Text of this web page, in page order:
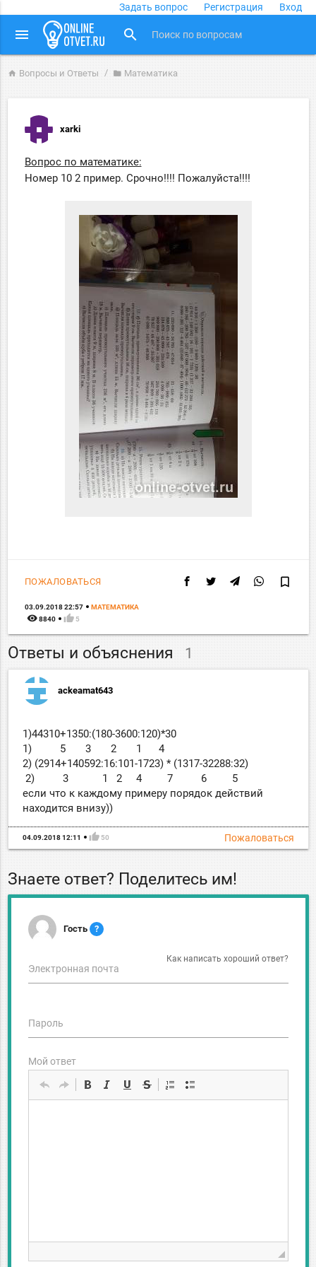
Задать вопрос Регистрация Вход
menu search
home Вопросы и Ответы folder Математика
xarki
Вопрос по математике:
Номер 10 2 пример. Срочно!!!! Пожалуйста!!!!
ПОЖАЛОВАТЬСЯ bookmark_border
03.09.2018 22:57 МАТЕМАТИКА
remove_red_eye 8840 thumb_up 5
Ответы и объяснения 1
ackeamat643
1)44310+1350:(180-3600:120)*30
1) 5 3 2 1 4
2) (2914+140592:16:101-1723) * (1317-32288:32)
2) 3 1 2 4 7 6 5
если что к каждому примеру порядок действий
находится внизу))
Пожаловаться
04.09.2018 12:11 thumb_up 50
Знаете ответ? Поделитесь им!
Гость ?
Как написать хороший ответ?
Электронная почта
Пароль
Мой ответ